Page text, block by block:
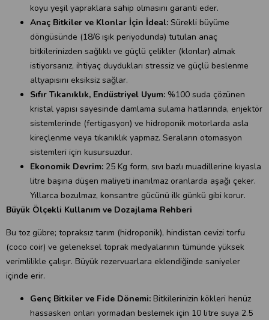
koyu yeşil yapraklara sahip olmasını garanti eder.
Anaç Bitkiler ve Klonlar İçin İdeal: Sürekli büyüme
döngüsünde (18/6 ışık periyodunda) tutulan anaç
bitkilerinizden sağlıklı ve güçlü çelikler (klonlar) almak
istiyorsanız, ihtiyaç duydukları stressiz ve güçlü beslenme
altyapısını eksiksiz sağlar.
Sıfır Tıkanıklık, Endüstriyel Uyum: %100 suda çözünen
kristal yapısı sayesinde damlama sulama hatlarında, enjektör
sistemlerinde (fertigasyon) ve hidroponik motorlarda asla
kireçlenme veya tıkanıklık yapmaz. Seraların otomasyon
sistemleri için kusursuzdur.
Ekonomik Devrim: 25 Kg form, sıvı bazlı muadillerine kıyasla
litre başına düşen maliyeti inanılmaz oranlarda aşağı çeker.
Yıllarca bozulmaz, konsantre gücünü ilk günkü gibi korur.
Büyük Ölçekli Kullanım ve Dozajlama Rehberi
Bu toz gübre; topraksız tarım (hidroponik), hindistan cevizi torfu
(coco coir) ve geleneksel toprak medyalarının tümünde yüksek
verimlilikle çalışır. Büyük rezervuarlara eklendiğinde saniyeler
içinde erir.
Genç Bitkiler ve Fide Dönemi: Bitkilerinizin kökleri henüz
hassasken onları yormadan beslemek için 10 litre suya 2.5